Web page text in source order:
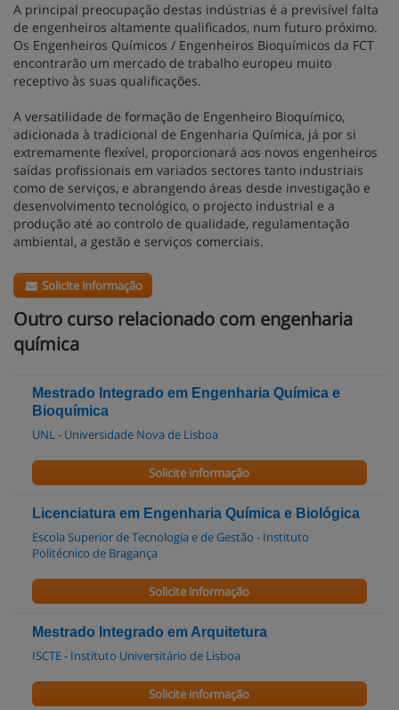
A principal preocupação destas indústrias é a previsível falta
de engenheiros altamente qualificados, num futuro próximo.
Os Engenheiros Químicos / Engenheiros Bioquímicos da FCT
encontrarão um mercado de trabalho europeu muito
receptivo às suas qualificações.
A versatilidade de formação de Engenheiro Bioquímico,
adicionada à tradicional de Engenharia Química, já por si
extremamente flexível, proporcionará aos novos engenheiros
saídas profissionais em variados sectores tanto industriais
como de serviços, e abrangendo áreas desde investigação e
desenvolvimento tecnológico, o projecto industrial e a
produção até ao controlo de qualidade, regulamentação
ambiental, a gestão e serviços comerciais.
Solicite informação
Outro curso relacionado com engenharia
química
Mestrado Integrado em Engenharia Química e
Bioquímica
UNL - Universidade Nova de Lisboa
Solicite informação
Licenciatura em Engenharia Química e Biológica
Escola Superior de Tecnologia e de Gestão - Instituto
Politécnico de Bragança
Solicite informação
Mestrado Integrado em Arquitetura
ISCTE - Instituto Universitário de Lisboa
Solicite informação